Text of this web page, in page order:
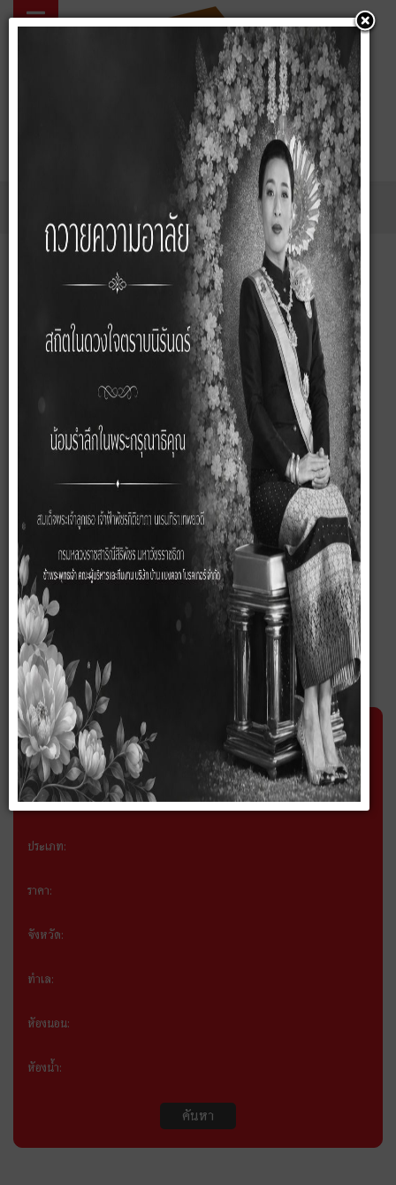
02 057 5424
อพาร์ทเม้นต์/อาคารพาณิชย์
ขาย/เช่า ตึกออฟฟิศ 2คูหา 5.5 ชั้น (หลังริม) เนื้อที่ 41.5 ตร.ว. ซอย
รามอินทรา 15 แขวงอนุเสาวรีย์ เขตบางเขน
บ้านเดี่ยว/บ้านแฝด ทาวน์เฮ้าส์/ทาวน์โฮม คอนโดมิเนียม
อพาร์ทเม้นต์/อาคาร
พาณิชย์
โรงงาน/โกดัง โรงแรม/รีสอร์ท
ที่ดิน ที่ดินพร้อมกิจการ
คีย์เวิร์ด:
หมวดหมู่:
ประเภท:
ราคา:
จังหวัด:
ทำเล:
ห้องนอน:
ห้องน้ำ:
ค้นหา